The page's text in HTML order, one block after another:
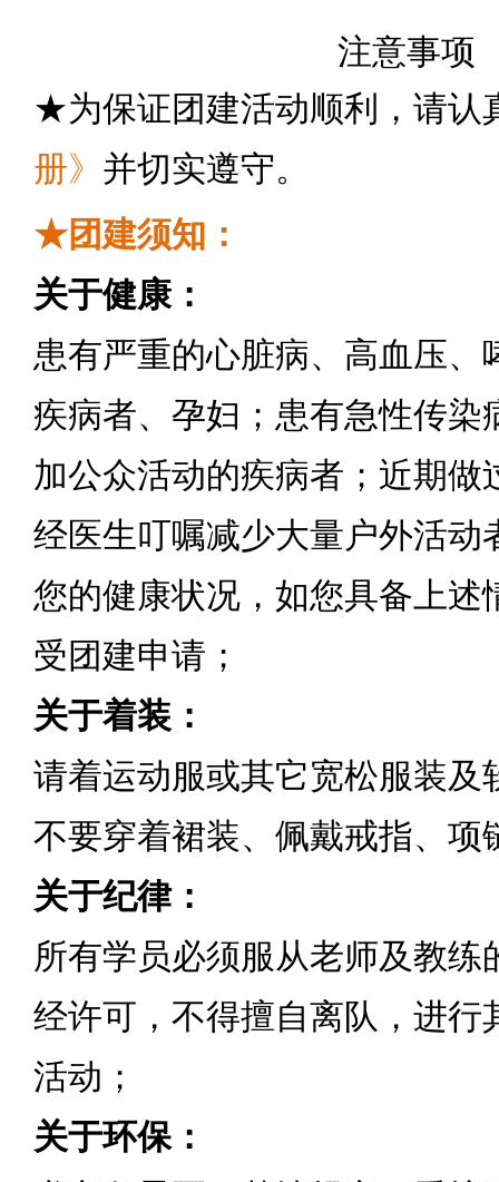
注意事项
★为保证团建活动顺利，请认
册》 并切实遵守。
★团建须知：
关于健康：
患有严重的心脏病、高血压、
疾病者、孕妇；患有急性传染
加公众活动的疾病者；近期做
经医生叮嘱减少大量户外活动
您的健康状况，如您具备上述
受团建申请；
关于着装：
请着运动服或其它宽松服装及
不要穿着裙装、佩戴戒指、项
关于纪律：
所有学员必须服从老师及教练
经许可，不得擅自离队，进行
活动；
关于环保：